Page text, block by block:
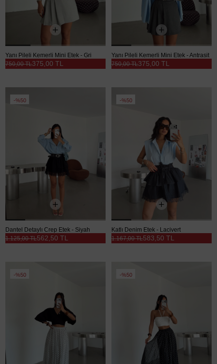
Yanı Pileli Kemerli Mini Etek - Gri
375,00 TL
750,00 TL
Yanı Pileli Kemerli Mini Etek - Antrasit
375,00 TL
750,00 TL
%50
Dantel Detaylı Crep Etek - Siyah
562,50 TL
1.125,00 TL
%50
Katlı Denim Etek - Lacivert
583,50 TL
1.167,00 TL
%50 %50